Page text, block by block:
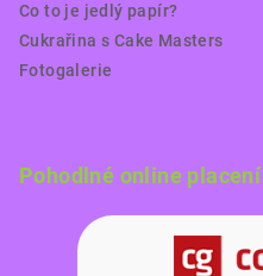
Co to je jedlý papír?
Cukrařina s Cake Masters
Fotogalerie
Pohodlné online placení